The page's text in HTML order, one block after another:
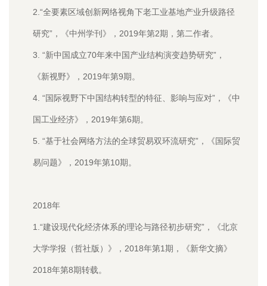
2.“全要素区域创新网络视角下老工业基地产业升级路径
研究”，《中州学刊》，2019年第2期，第二作者。
3. “新中国成立70年来中国产业结构演变趋势研究”，
《新视野》，2019年第9期。
4. “国际视野下中国结构转型的特征、影响与应对”，《中
国工业经济》，2019年第6期。
5. “基于社会网络方法的全球贸易双环流研究”，《国际贸
易问题》，2019年第10期。
2018年
1.“建设现代化经济体系的理论与路径初步研究”，《北京
大学学报（哲社版）》，2018年第1期，《新华文摘》
2018年第8期转载。